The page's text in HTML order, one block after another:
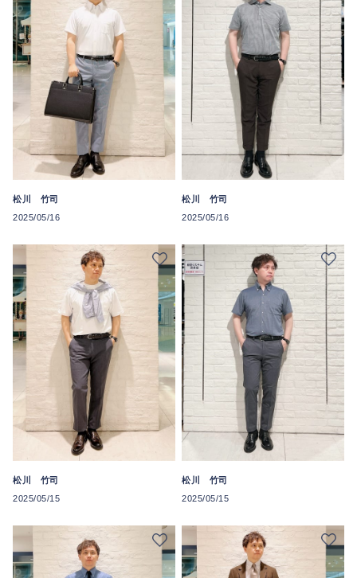
松川 竹司
2025/05/16
松川 竹司
2025/05/16
松川 竹司
2025/05/15
松川 竹司
2025/05/15